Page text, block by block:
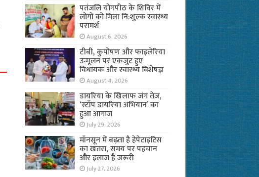
पतंजलि योगपीठ के शिविर में
लोगों को मिला नि:शुल्क स्वास्थ्य
परामर्श
August 6, 2026
टीबी, कुपोषण और फाइलेरिया
उन्मूलन पर एकजुट हुए
विधायक और स्वास्थ्य विशेषज्ञ
August 4, 2026
डायरिया के खिलाफ जंग तेज,
‘स्टॉप डायरिया अभियान’ का
हुआ आगाज
July 29, 2026
मॉनसून में बढ़ता है हेपेटाइटिस
का खतरा, समय पर पहचान
और इलाज है जरूरी
July 27, 2026